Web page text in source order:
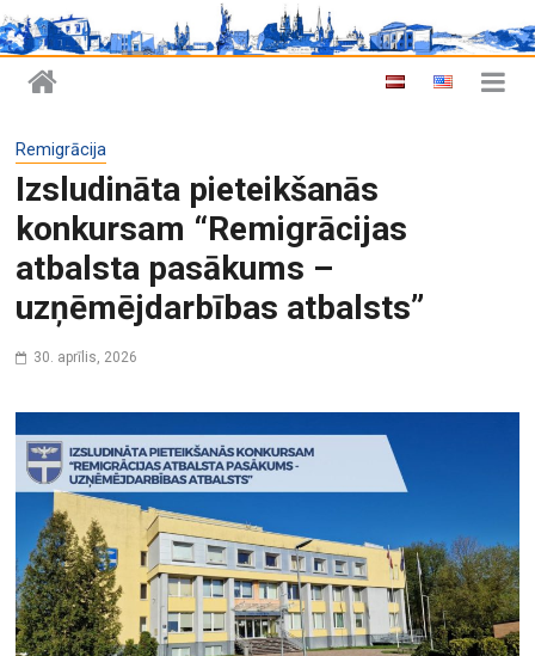
Remigrācija
Izsludināta pieteikšanās
konkursam “Remigrācijas
atbalsta pasākums –
uzņēmējdarbības atbalsts”
30. aprīlis, 2026